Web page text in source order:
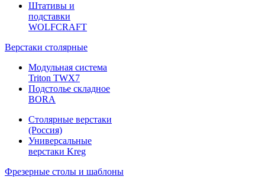
Штативы и
подставки
WOLFCRAFT
Верстаки столярные
Модульная система
Triton TWX7
Подстолье складное
BORA
Столярные верстаки
(Россия)
Универсальные
верстаки Kreg
Фрезерные столы и шаблоны